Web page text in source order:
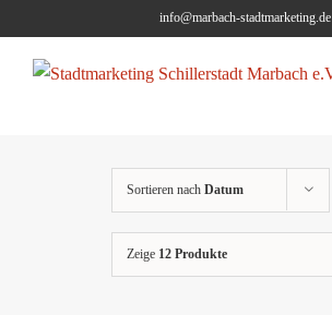
content
info@marbach-stadtmarketing.de
Sortieren nach Datum
Zeige 12 Produkte